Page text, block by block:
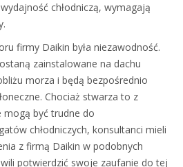
chłodniczą, wymagają
firmy Daikin była niezawodność.
zainstalowane na dachu
morza i będą bezpośrednio
Chociaż stwarza to z
mogą być trudne do
chłodniczych, konsultanci mieli
z firmą Daikin w podobnych
potwierdzić swoje zaufanie do tej